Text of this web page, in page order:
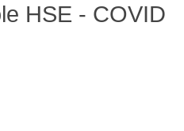
HSE - COVID